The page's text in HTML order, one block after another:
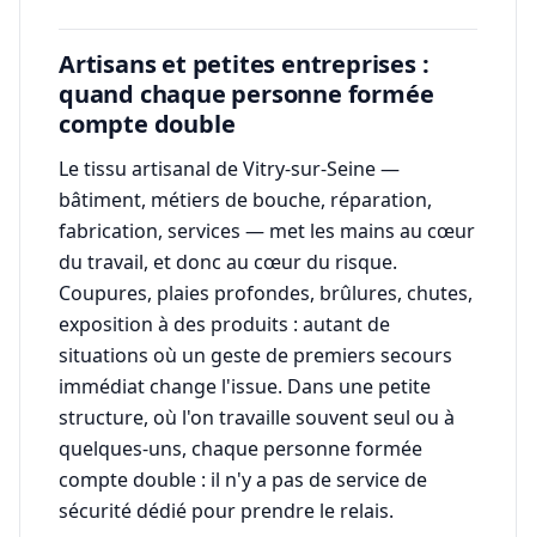
Artisans et petites entreprises :
quand chaque personne formée
compte double
Le tissu artisanal de Vitry-sur-Seine —
bâtiment, métiers de bouche, réparation,
fabrication, services — met les mains au cœur
du travail, et donc au cœur du risque.
Coupures, plaies profondes, brûlures, chutes,
exposition à des produits : autant de
situations où un geste de premiers secours
immédiat change l'issue. Dans une petite
structure, où l'on travaille souvent seul ou à
quelques-uns, chaque personne formée
compte double : il n'y a pas de service de
sécurité dédié pour prendre le relais.